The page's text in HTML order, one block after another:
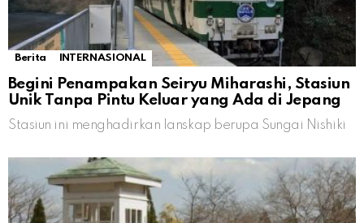
Berita INTERNASIONAL
Begini Penampakan Seiryu Miharashi, Stasiun
Unik Tanpa Pintu Keluar yang Ada di Jepang
Stasiun ini menghadirkan lanskap berupa Sungai Nishiki